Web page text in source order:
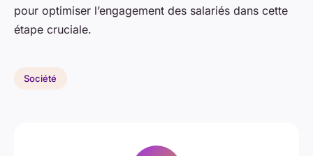
pour optimiser l’engagement des salariés dans cette
étape cruciale.
Société